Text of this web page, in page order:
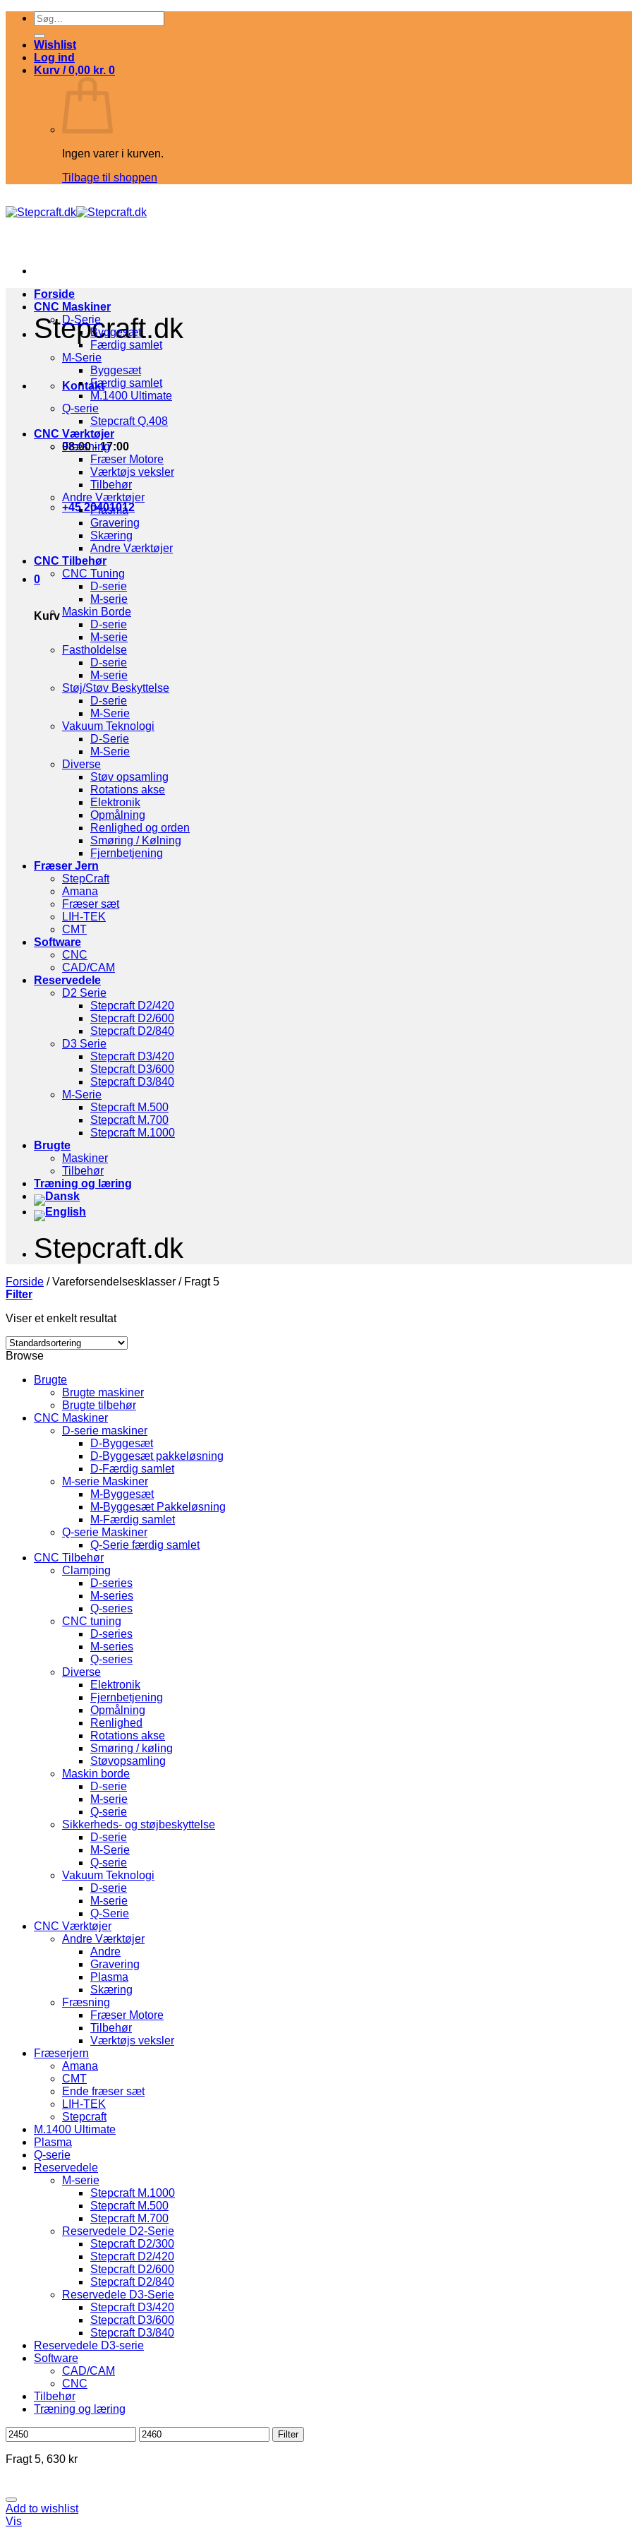
Fortsæt
indhold
Søg
efter:
Wishlist
Log ind
Kurv /0,00 kr. 0
Ingen varer i kurven.
Tilbage til shoppen
Stepcraft.dk
Kontakt
08:00 - 17:00
+45 20401012
0
Kurv
Forside
CNC Maskiner
D-Serie
Byggesæt
Færdig samlet
M-Serie
Byggesæt
Færdig samlet
M.1400 Ultimate
Q-serie
Stepcraft Q.408
CNC Værktøjer
Fræsning
Fræser Motore
Værktøjs veksler
Tilbehør
Andre Værktøjer
Plasma
Gravering
Skæring
Andre Værktøjer
CNC Tilbehør
CNC Tuning
D-serie
M-serie
Maskin Borde
D-serie
M-serie
Fastholdelse
D-serie
M-serie
Støj/Støv Beskyttelse
D-serie
M-Serie
Vakuum Teknologi
D-Serie
M-Serie
Diverse
Støv opsamling
Rotations akse
Elektronik
Opmålning
Renlighed og orden
Smøring / Kølning
Fjernbetjening
Fræser Jern
StepCraft
Amana
Fræser sæt
LIH-TEK
CMT
Software
CNC
CAD/CAM
Reservedele
D2 Serie
Stepcraft D2/420
Stepcraft D2/600
Stepcraft D2/840
D3 Serie
Stepcraft D3/420
Stepcraft D3/600
Stepcraft D3/840
M-Serie
Stepcraft M.500
Stepcraft M.700
Stepcraft M.1000
Brugte
Maskiner
Tilbehør
Træning og læring
Stepcraft.dk
Forside /Vareforsendelsesklasser /Fragt 5
Filter
Viser et enkelt resultat
Browse
Brugte
Brugte maskiner
Brugte tilbehør
CNC Maskiner
D-serie maskiner
D-Byggesæt
D-Byggesæt pakkeløsning
D-Færdig samlet
M-serie Maskiner
M-Byggesæt
M-Byggesæt Pakkeløsning
M-Færdig samlet
Q-serie Maskiner
Q-Serie færdig samlet
CNC Tilbehør
Clamping
D-series
M-series
Q-series
CNC tuning
D-series
M-series
Q-series
Diverse
Elektronik
Fjernbetjening
Opmålning
Renlighed
Rotations akse
Smøring / køling
Støvopsamling
Maskin borde
D-serie
M-serie
Q-serie
Sikkerheds- og støjbeskyttelse
D-serie
M-Serie
Q-serie
Vakuum Teknologi
D-serie
M-serie
Q-Serie
CNC Værktøjer
Andre Værktøjer
Andre
Gravering
Plasma
Skæring
Fræsning
Fræser Motore
Tilbehør
Værktøjs veksler
Fræserjern
Amana
CMT
Ende fræser sæt
LIH-TEK
Stepcraft
M.1400 Ultimate
Plasma
Q-serie
Reservedele
M-serie
Stepcraft M.1000
Stepcraft M.500
Stepcraft M.700
Reservedele D2-Serie
Stepcraft D2/300
Stepcraft D2/420
Stepcraft D2/600
Stepcraft D2/840
Reservedele D3-Serie
Stepcraft D3/420
Stepcraft D3/600
Stepcraft D3/840
Reservedele D3-serie
Software
CAD/CAM
CNC
Tilbehør
Træning og læring
Mindste
pris
Højeste
pris
Filter
Fragt 5, 630 kr
Add to wishlist
Vis